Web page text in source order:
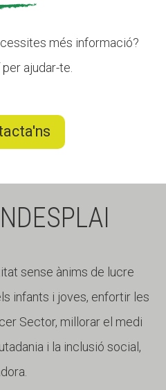
més informació?
ajudar-te.
sense ànims de lucre
infants i joves, enfortir les
Sector, millorar el medi
i la inclusió social,